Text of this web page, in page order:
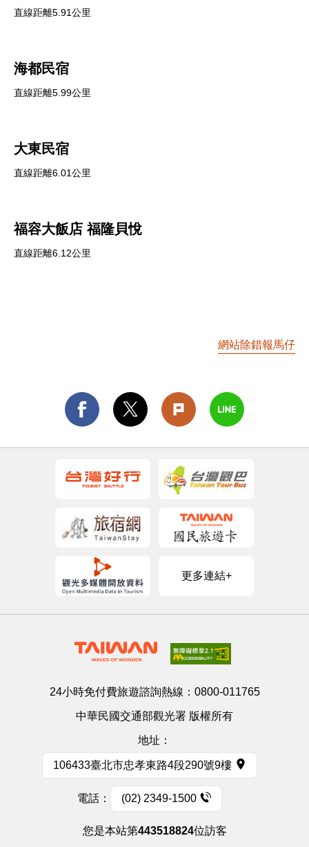
直線距離5.91公里
海都民宿
直線距離5.99公里
大東民宿
直線距離6.01公里
福容大飯店 福隆貝悅
直線距離6.12公里
網站除錯報馬仔
更多連結+
24小時免付費旅遊諮詢熱線： 0800-011765
中華民國交通部觀光署 版權所有
地址：
106433臺北市忠孝東路4段290號9樓
電話： (02) 2349-1500
您是本站第443518824位訪客